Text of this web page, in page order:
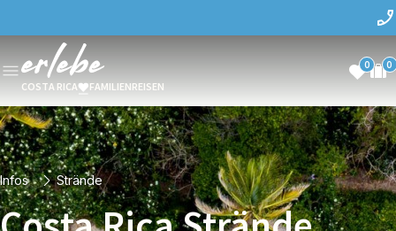
COSTA RICA FAMILIENREISEN
0 0
Infos Strände